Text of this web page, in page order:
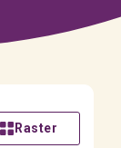
Raster